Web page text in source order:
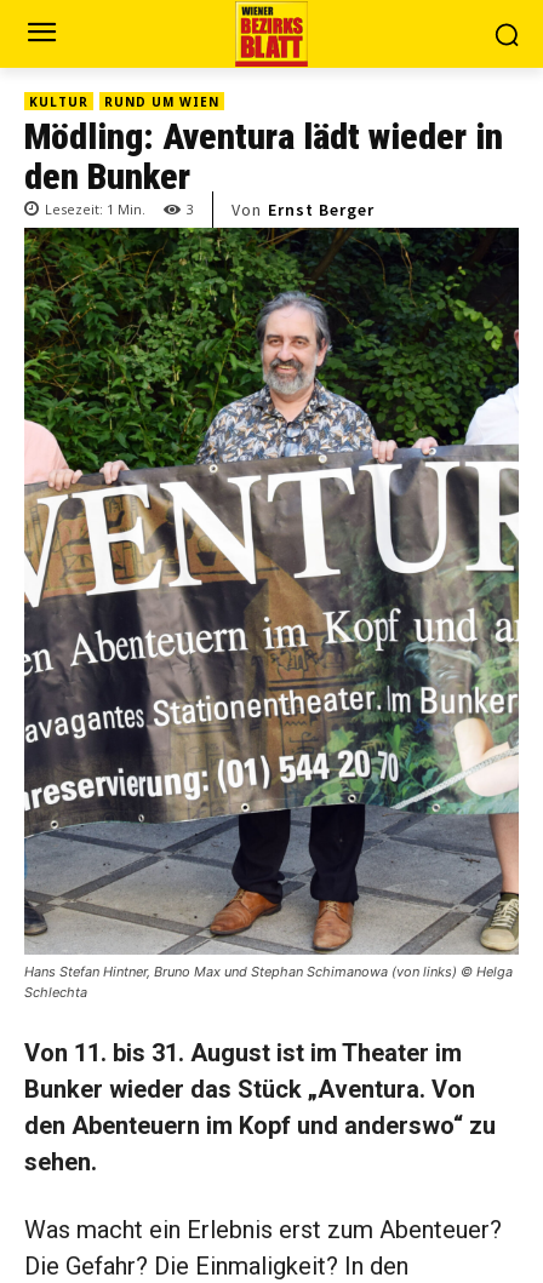
KULTUR RUND UM WIEN
Mödling: Aventura lädt wieder in
den Bunker
Lesezeit: 1 Min. 3 Von Ernst Berger
Hans Stefan Hintner, Bruno Max und Stephan Schimanowa (von links) © Helga
Schlechta
Von 11. bis 31. August ist im Theater im
Bunker wieder das Stück „Aventura. Von
den Abenteuern im Kopf und anderswo“ zu
sehen.
Was macht ein Erlebnis erst zum Abenteuer?
Die Gefahr? Die Einmaligkeit? In den